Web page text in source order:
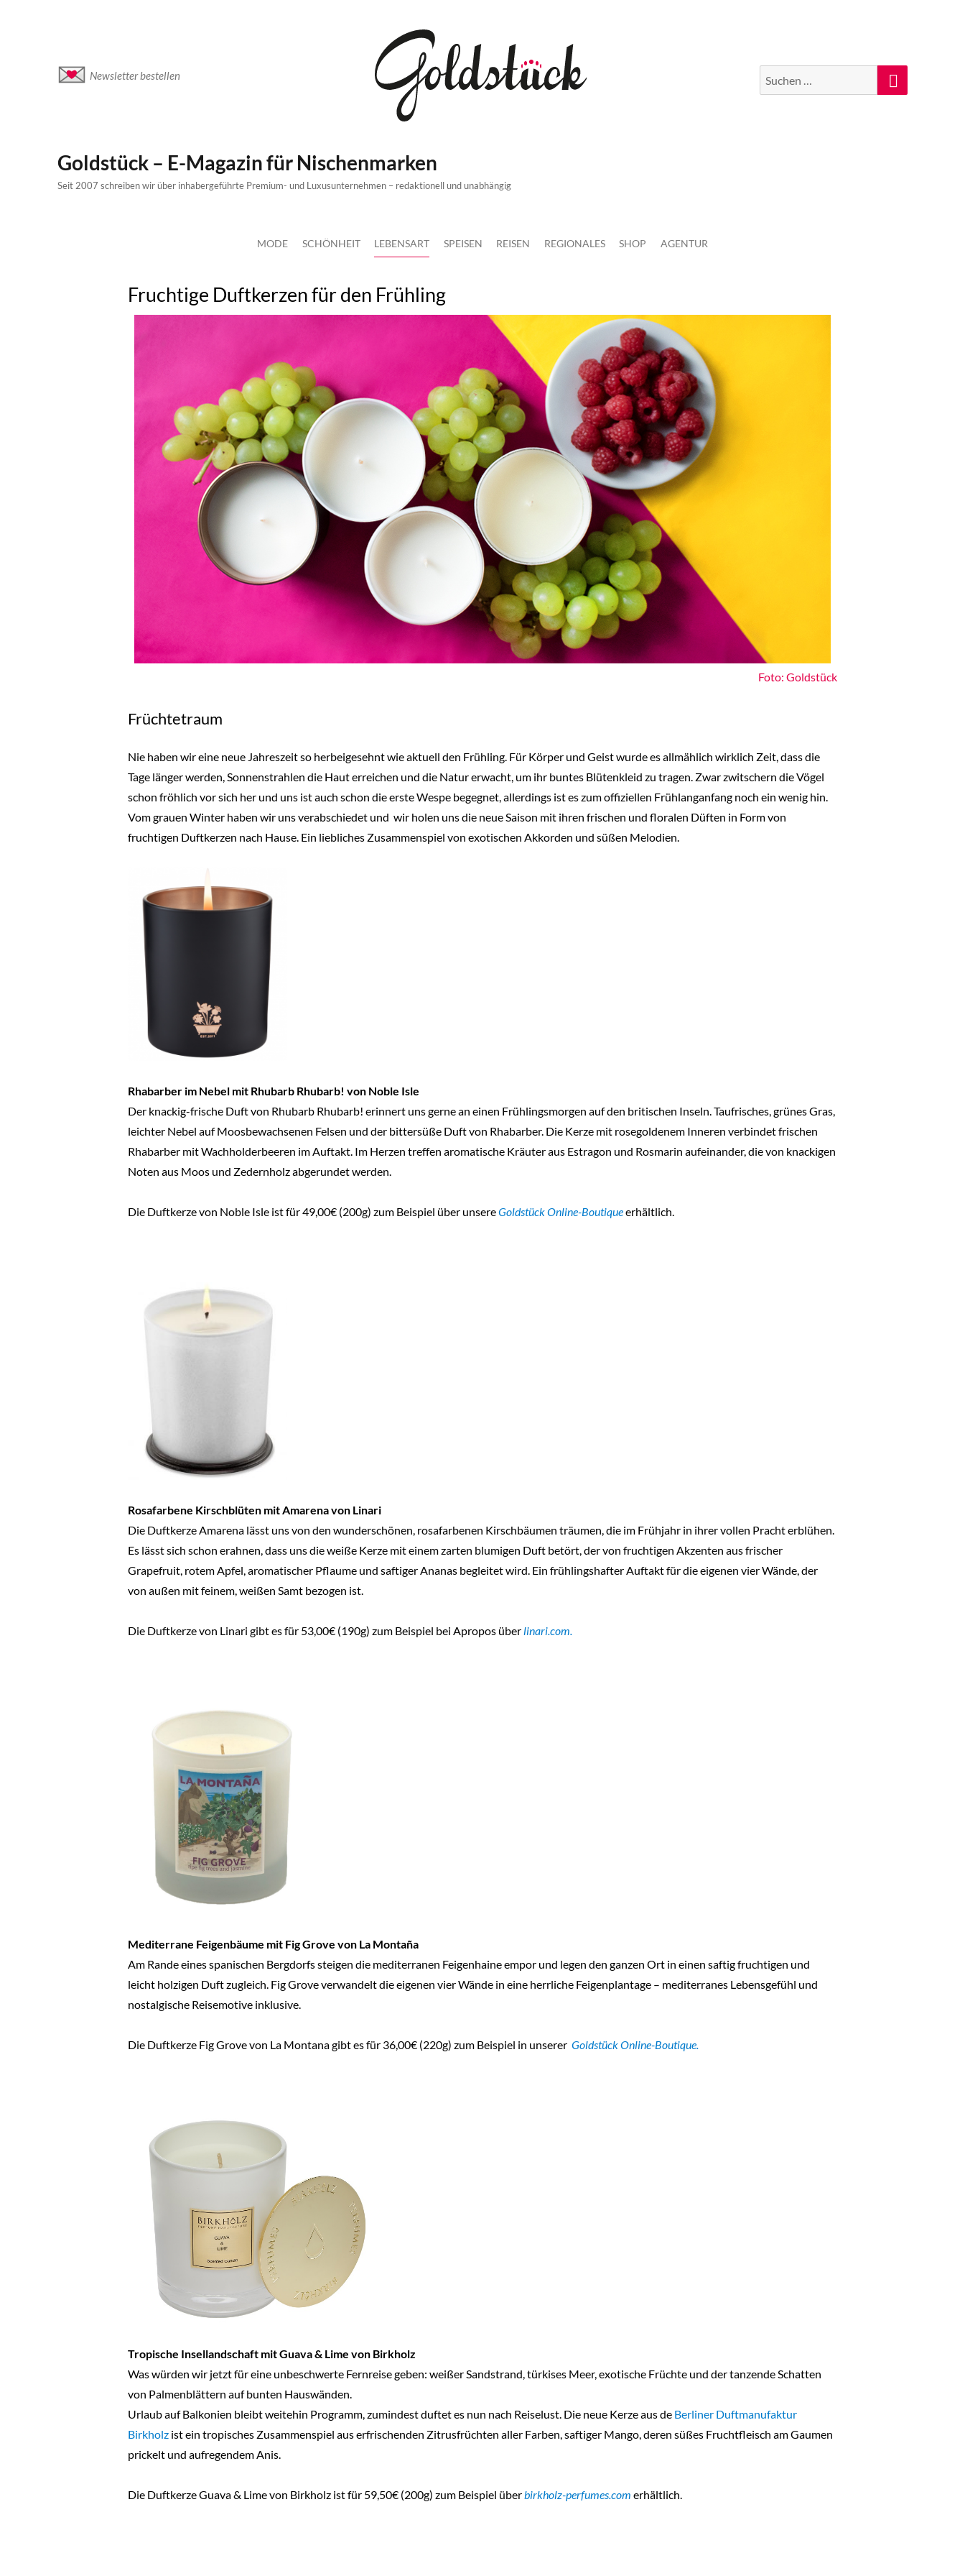
Newsletter bestellen
Suche
nach:
Suchen
Goldstück – E-Magazin für Nischenmarken
Seit 2007 schreiben wir über inhabergeführte Premium- und Luxusunternehmen – redaktionell und unabhängig
MODE SCHÖNHEIT LEBENSART SPEISEN REISEN REGIONALES SHOP AGENTUR
Fruchtige Duftkerzen für den Frühling
Foto: Goldstück
Früchtetraum
Nie haben wir eine neue Jahreszeit so herbeigesehnt wie aktuell den Frühling. Für Körper und Geist wurde es allmählich wirklich Zeit, dass die
Tage länger werden, Sonnenstrahlen die Haut erreichen und die Natur erwacht, um ihr buntes Blütenkleid zu tragen. Zwar zwitschern die Vögel
schon fröhlich vor sich her und uns ist auch schon die erste Wespe begegnet, allerdings ist es zum offiziellen Frühlanganfang noch ein wenig hin.
Vom grauen Winter haben wir uns verabschiedet und wir holen uns die neue Saison mit ihren frischen und floralen Düften in Form von
fruchtigen Duftkerzen nach Hause. Ein liebliches Zusammenspiel von exotischen Akkorden und süßen Melodien.
Rhabarber im Nebel mit Rhubarb Rhubarb! von Noble Isle
Der knackig-frische Duft von Rhubarb Rhubarb! erinnert uns gerne an einen Frühlingsmorgen auf den britischen Inseln. Taufrisches, grünes Gras,
leichter Nebel auf Moosbewachsenen Felsen und der bittersüße Duft von Rhabarber. Die Kerze mit rosegoldenem Inneren verbindet frischen
Rhabarber mit Wachholderbeeren im Auftakt. Im Herzen treffen aromatische Kräuter aus Estragon und Rosmarin aufeinander, die von knackigen
Noten aus Moos und Zedernholz abgerundet werden.
Die Duftkerze von Noble Isle ist für 49,00€ (200g) zum Beispiel über unsereGoldstück Online-Boutiqueerhältlich.
Rosafarbene Kirschblüten mit Amarena von Linari
Die Duftkerze Amarena lässt uns von den wunderschönen, rosafarbenen Kirschbäumen träumen, die im Frühjahr in ihrer vollen Pracht erblühen.
Es lässt sich schon erahnen, dass uns die weiße Kerze mit einem zarten blumigen Duft betört, der von fruchtigen Akzenten aus frischer
Grapefruit, rotem Apfel, aromatischer Pflaume und saftiger Ananas begleitet wird. Ein frühlingshafter Auftakt für die eigenen vier Wände, der
von außen mit feinem, weißen Samt bezogen ist.
Die Duftkerze von Linari gibt es für 53,00€ (190g) zum Beispiel bei Apropos überlinari.com.
Mediterrane Feigenbäume mit Fig Grove von La Montaña
Am Rande eines spanischen Bergdorfs steigen die mediterranen Feigenhaine empor und legen den ganzen Ort in einen saftig fruchtigen und
leicht holzigen Duft zugleich. Fig Grove verwandelt die eigenen vier Wände in eine herrliche Feigenplantage – mediterranes Lebensgefühl und
nostalgische Reisemotive inklusive.
Die Duftkerze Fig Grove von La Montana gibt es für 36,00€ (220g) zum Beispiel in unserer Goldstück Online-Boutique.
Tropische Insellandschaft mit Guava & Lime von Birkholz
Was würden wir jetzt für eine unbeschwerte Fernreise geben: weißer Sandstrand, türkises Meer, exotische Früchte und der tanzende Schatten
von Palmenblättern auf bunten Hauswänden.
Urlaub auf Balkonien bleibt weitehin Programm, zumindest duftet es nun nach Reiselust. Die neue Kerze aus de Berliner Duftmanufaktur
Birkholz ist ein tropisches Zusammenspiel aus erfrischenden Zitrusfrüchten aller Farben, saftiger Mango, deren süßes Fruchtfleisch am Gaumen
prickelt und aufregendem Anis.
Die Duftkerze Guava & Lime von Birkholz ist für 59,50€ (200g) zum Beispiel über birkholz-perfumes.com erhältlich.